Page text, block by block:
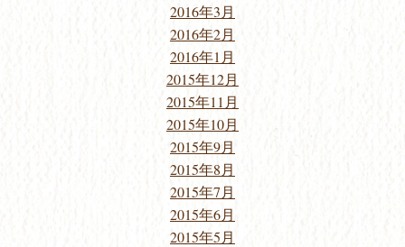
2016年3月
2016年2月
2016年1月
2015年12月
2015年11月
2015年10月
2015年9月
2015年8月
2015年7月
2015年6月
2015年5月